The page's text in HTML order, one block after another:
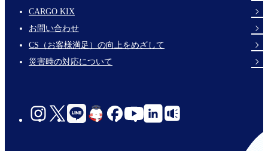
Footer
Links
CARGO KIX
お問い合わせ
CS（お客様満足）の向上をめざして
災害時の対応について
social-